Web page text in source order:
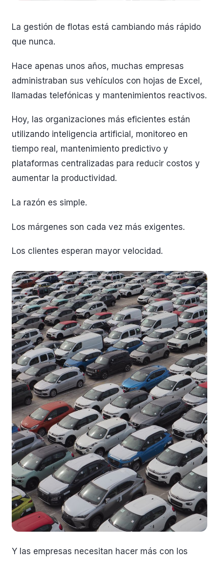
La gestión de flotas está cambiando más rápido
que nunca.
Hace apenas unos años, muchas empresas
administraban sus vehículos con hojas de Excel,
llamadas telefónicas y mantenimientos reactivos.
Hoy, las organizaciones más eficientes están
utilizando inteligencia artificial, monitoreo en
tiempo real, mantenimiento predictivo y
plataformas centralizadas para reducir costos y
aumentar la productividad.
La razón es simple.
Los márgenes son cada vez más exigentes.
Los clientes esperan mayor velocidad.
Y las empresas necesitan hacer más con los